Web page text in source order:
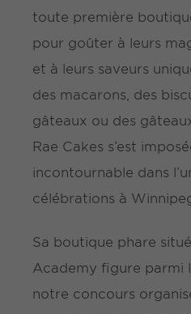
toute première
pour goûter à leurs
et à leurs saveurs
des macarons, des
gâteaux ou des
Rae Cakes s’est
incontournable dans
célébrations à
Sa boutique phare
Academy figure parmi
notre concours